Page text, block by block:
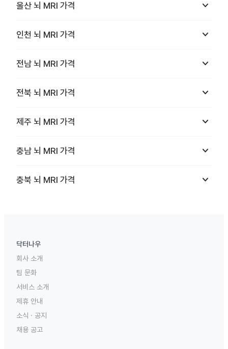
울산 뇌 MRI 가격 keyboard_arrow_down
인천 뇌 MRI 가격 keyboard_arrow_down
전남 뇌 MRI 가격 keyboard_arrow_down
전북 뇌 MRI 가격 keyboard_arrow_down
제주 뇌 MRI 가격 keyboard_arrow_down
충남 뇌 MRI 가격 keyboard_arrow_down
충북 뇌 MRI 가격 keyboard_arrow_down
닥터나우
회사 소개
팀 문화
서비스 소개
제휴 안내
소식 · 공지
채용 공고